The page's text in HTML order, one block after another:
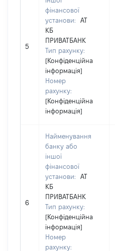
5
фінансової
установи:
АТ
КБ
ПРИВАТБАНК
Тип рахунку:
[Конфіденційна
інформація]
Номер
рахунку:
[Конфіденційна
інформація]
6
Найменування
банку або
іншої
фінансової
установи:
АТ
КБ
ПРИВАТБАНК
Тип рахунку:
[Конфіденційна
інформація]
Номер
рахунку: